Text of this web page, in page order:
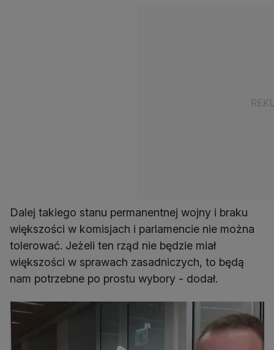
Dalej takiego stanu permanentnej wojny i braku
większości w komisjach i parlamencie nie można
tolerować. Jeżeli ten rząd nie będzie miał
większości w sprawach zasadniczych, to będą
nam potrzebne po prostu wybory - dodał.